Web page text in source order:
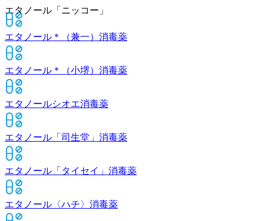
エタノール「ニッコー」
エタノール＊（兼一） 消毒薬
エタノール＊（小堺） 消毒薬
エタノールシオエ消毒薬
エタノール「司生堂」 消毒薬
エタノール「タイセイ」 消毒薬
エタノール〈ハチ〉 消毒薬